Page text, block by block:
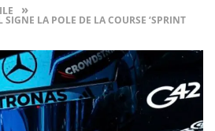
»
LA POLE DE LA COURSE ‘SPRINT